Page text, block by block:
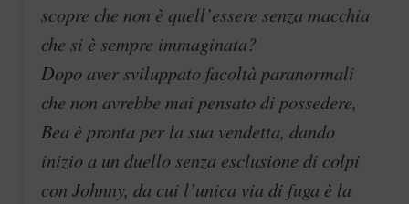
scopre che non è quell’essere senza macchia
che si è sempre immaginata?
Dopo aver sviluppato facoltà paranormali
che non avrebbe mai pensato di possedere,
Bea è pronta per la sua vendetta, dando
inizio a un duello senza esclusione di colpi
con Johnny, da cui l’unica via di fuga è la